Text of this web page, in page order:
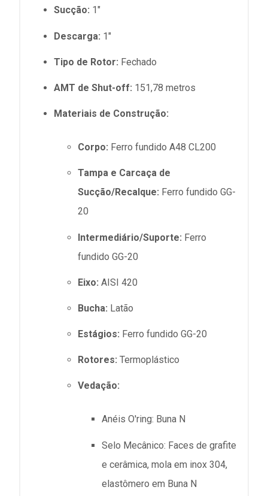
Sucção: 1"
Descarga: 1"
Tipo de Rotor: Fechado
AMT de Shut-off: 151,78 metros
Materiais de Construção:
Corpo: Ferro fundido A48 CL200
Tampa e Carcaça de
Sucção/Recalque: Ferro fundido GG-
20
Intermediário/Suporte: Ferro
fundido GG-20
Eixo: AISI 420
Bucha: Latão
Estágios: Ferro fundido GG-20
Rotores: Termoplástico
Vedação:
Anéis O'ring: Buna N
Selo Mecânico: Faces de grafite
e cerâmica, mola em inox 304,
elastômero em Buna N